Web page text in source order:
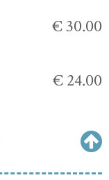
€ 30.00
€ 24.00